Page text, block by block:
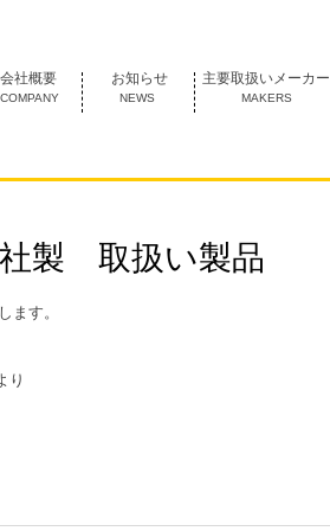
COMPANY NEWS MAKERS
会社概要 お知らせ 主要取扱いメーカー
製 取扱い製品
ます。
り